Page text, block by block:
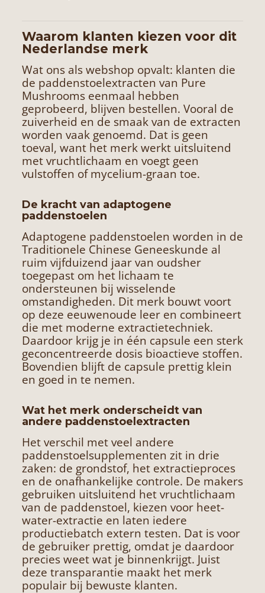
Waarom klanten kiezen voor dit
Nederlandse merk
Wat ons als webshop opvalt: klanten die
de paddenstoelextracten van Pure
Mushrooms eenmaal hebben
geprobeerd, blijven bestellen. Vooral de
zuiverheid en de smaak van de extracten
worden vaak genoemd. Dat is geen
toeval, want het merk werkt uitsluitend
met vruchtlichaam en voegt geen
vulstoffen of mycelium-graan toe.
De kracht van adaptogene
paddenstoelen
Adaptogene paddenstoelen worden in de
Traditionele Chinese Geneeskunde al
ruim vijfduizend jaar van oudsher
toegepast om het lichaam te
ondersteunen bij wisselende
omstandigheden. Dit merk bouwt voort
op deze eeuwenoude leer en combineert
die met moderne extractietechniek.
Daardoor krijg je in één capsule een sterk
geconcentreerde dosis bioactieve stoffen.
Bovendien blijft de capsule prettig klein
en goed in te nemen.
Wat het merk onderscheidt van
andere paddenstoelextracten
Het verschil met veel andere
paddenstoelsupplementen zit in drie
zaken: de grondstof, het extractieproces
en de onafhankelijke controle. De makers
gebruiken uitsluitend het vruchtlichaam
van de paddenstoel, kiezen voor heet-
water-extractie en laten iedere
productiebatch extern testen. Dat is voor
de gebruiker prettig, omdat je daardoor
precies weet wat je binnenkrijgt. Juist
deze transparantie maakt het merk
populair bij bewuste klanten.